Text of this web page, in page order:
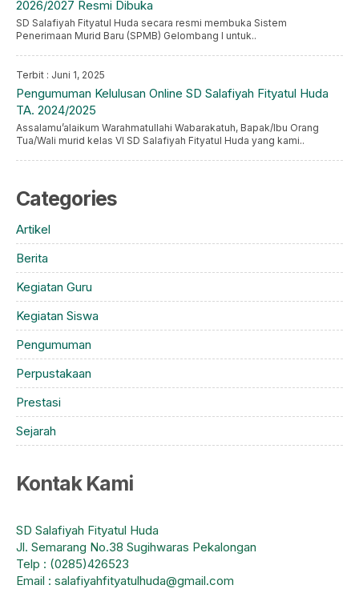
2026/2027 Resmi Dibuka
SD Salafiyah Fityatul Huda secara resmi membuka Sistem
Penerimaan Murid Baru (SPMB) Gelombang I untuk..
Terbit : Juni 1, 2025
Pengumuman Kelulusan Online SD Salafiyah Fityatul Huda
TA. 2024/2025
Assalamu’alaikum Warahmatullahi Wabarakatuh, Bapak/Ibu Orang
Tua/Wali murid kelas VI SD Salafiyah Fityatul Huda yang kami..
Categories
Artikel
Berita
Kegiatan Guru
Kegiatan Siswa
Pengumuman
Perpustakaan
Prestasi
Sejarah
Kontak Kami
SD Salafiyah Fityatul Huda
Jl. Semarang No.38 Sugihwaras Pekalongan
Telp : (0285)426523
Email : salafiyahfityatulhuda@gmail.com